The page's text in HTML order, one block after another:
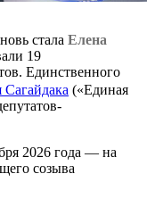
стала Елена
19
Единственного
Сагайдака («Единая
2026 года — на
созыва